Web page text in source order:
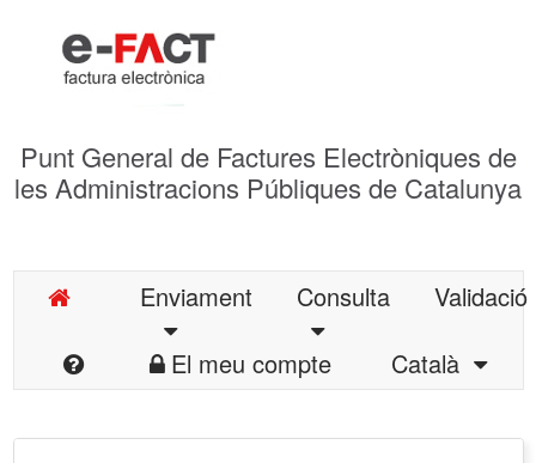
Punt General de Factures Electròniques de
les Administracions Públiques de Catalunya
Enviament Consulta
Validació
El meu compte
Català